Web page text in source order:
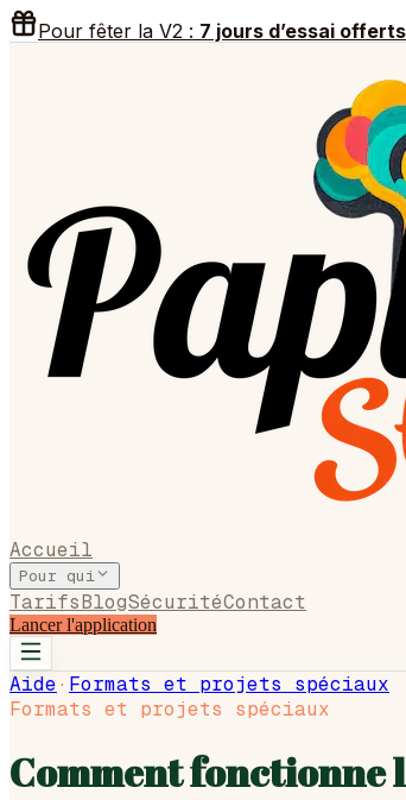
Pour fêter la V2 : 7 jours d’essai offerts
Accueil
Pour qui
TarifsBlogSécuritéContact
Lancer l'application
Aide· Formats et projets spéciaux
Formats et projets spéciaux
Comment fonctionne